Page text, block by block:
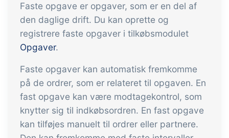
Det skal være nemt at handle sammen.
Automatisér de mange opgaver
forbundet med samhandel
Sporbarhed &
kvalitetsstyring
Få fuld digital sporbarhed og
automatiseret kvalitetsstyring
Certifikater og
økologiregnskab
Faste opgave er opgaver, som er en del af
den daglige drift. Du kan oprette og
registrere faste opgaver i tilkøbsmodulet
Opgaver.
Faste opgaver kan automatisk fremkomme
på de ordrer, som er relateret til opgaven. En
fast opgave kan være modtagekontrol, som
knytter sig til indkøbsordren. En fast opgave
kan tilføjes manuelt til ordrer eller partnere.